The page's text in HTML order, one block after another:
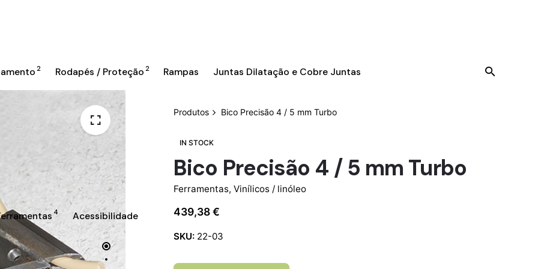
2 Rodapés / Proteção2 Rampas Juntas Dilatação e Cobre Juntas
4 Acessibilidade
Produtos Bico Precisão 4 / 5 mm Turbo
IN STOCK
Bico Precisão 4 / 5 mm Turbo
Ferramentas, Vinílicos / linóleo
439,38€
SKU: 22-03